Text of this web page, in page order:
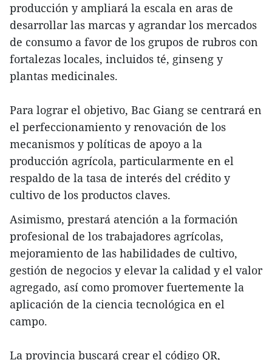
producción y ampliará la escala en aras de
desarrollar las marcas y agrandar los mercados
de consumo a favor de los grupos de rubros con
fortalezas locales, incluidos té, ginseng y
plantas medicinales.
Para lograr el objetivo, Bac Giang se centrará en
el perfeccionamiento y renovación de los
mecanismos y políticas de apoyo a la
producción agrícola, particularmente en el
respaldo de la tasa de interés del crédito y
cultivo de los productos claves.
Asimismo, prestará atención a la formación
profesional de los trabajadores agrícolas,
mejoramiento de las habilidades de cultivo,
gestión de negocios y elevar la calidad y el valor
agregado, así como promover fuertemente la
aplicación de la ciencia tecnológica en el
campo.
La provincia buscará crear el código QR,